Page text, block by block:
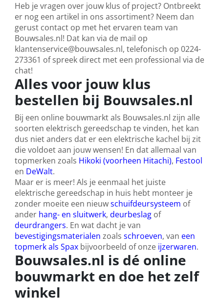
Heb je vragen over jouw klus of project? Ontbreekt
er nog een artikel in ons assortiment? Neem dan
gerust contact op met het ervaren team van
Bouwsales.nl! Dat kan via de mail op
klantenservice@bouwsales.nl, telefonisch op 0224-
273361 of spreek direct met een professional via de
chat!
Alles voor jouw klus
bestellen bij Bouwsales.nl
Bij een online bouwmarkt als Bouwsales.nl zijn alle
soorten elektrisch gereedschap te vinden, het kan
dus niet anders dat er een elektrische kachel bij zit
die voldoet aan jouw wensen! En dat allemaal van
topmerken zoals Hikoki (voorheen Hitachi), Festool
en DeWalt.
Maar er is meer! Als je eenmaal het juiste
elektrische gereedschap in huis hebt monteer je
zonder moeite een nieuwschuifdeursysteem of
ander hang- en sluitwerk, deurbeslag of
deurdrangers. En wat dacht je van
bevestigingsmaterialen zoals schroeven, van een
topmerk als Spax bijvoorbeeld of onze ijzerwaren.
Bouwsales.nl is dé online
bouwmarkt en doe het zelf
winkel